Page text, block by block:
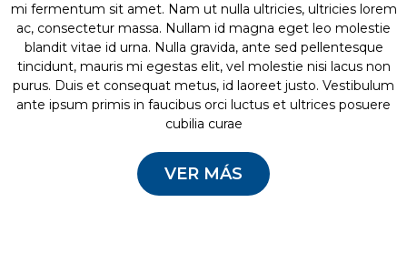
mi fermentum sit amet. Nam ut nulla ultricies, ultricies lorem
ac, consectetur massa. Nullam id magna eget leo molestie
blandit vitae id urna. Nulla gravida, ante sed pellentesque
tincidunt, mauris mi egestas elit, vel molestie nisi lacus non
purus. Duis et consequat metus, id laoreet justo. Vestibulum
ante ipsum primis in faucibus orci luctus et ultrices posuere
cubilia curae
VER MÁS